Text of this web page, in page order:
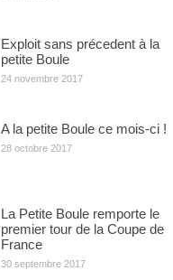
Exploit sans précedent à la
petite Boule
24 novembre 2017
A la petite Boule ce mois-ci !
28 octobre 2017
La Petite Boule remporte le
premier tour de la Coupe de
France
30 septembre 2017